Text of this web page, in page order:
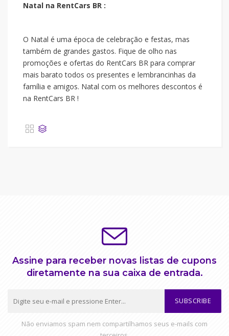
Natal na RentCars BR :
O Natal é uma época de celebração e festas, mas
também de grandes gastos. Fique de olho nas
promoções e ofertas do RentCars BR para comprar
mais barato todos os presentes e lembrancinhas da
família e amigos. Natal com os melhores descontos é
na RentCars BR !
Assine para receber novas listas de cupons
diretamente na sua caixa de entrada.
SUBSCRIBE
Não enviamos spam nem compartilhamos seus e-mails com